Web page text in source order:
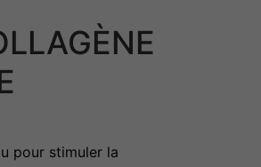
pour stimuler la